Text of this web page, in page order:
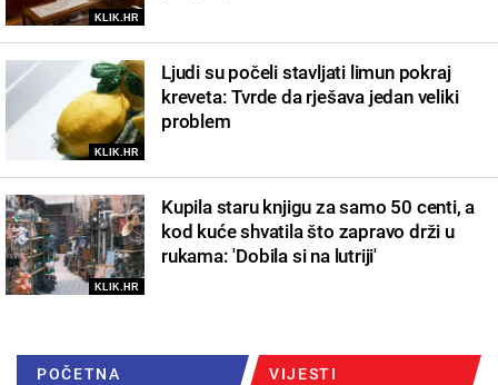
KLIK.HR
KLIK.HR
Ljudi su počeli stavljati limun pokraj
kreveta: Tvrde da rješava jedan veliki
problem
KLIK.HR
Kupila staru knjigu za samo 50 centi, a
kod kuće shvatila što zapravo drži u
rukama: 'Dobila si na lutriji'
POČETNA VIJESTI